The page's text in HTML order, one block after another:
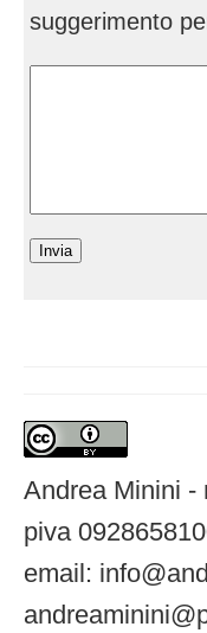
suggerimento
Andrea Minini -
piva
email: